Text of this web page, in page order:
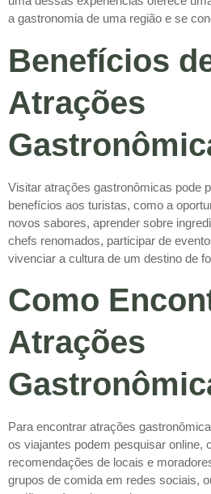
a gastronomia de uma região e se
Benefícios
Atrações
Visitar atrações gastronômicas pode
benefícios aos turistas, como a
novos sabores, aprender sobre
chefs renomados, participar de
vivenciar a cultura de um destino de
Como
Atrações
Para encontrar atrações
os viajantes podem pesquisar online,
recomendações de locais e
grupos de comida em redes sociais,